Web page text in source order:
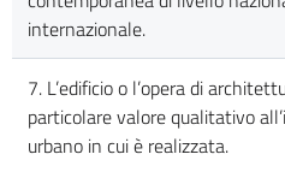
internazionale.
7. L’edificio o l’opera di
particolare valore qualitativo
urbano in cui è realizzata.